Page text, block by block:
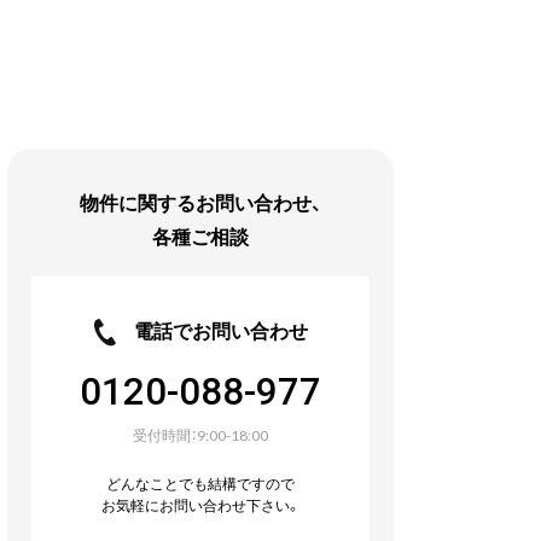
物件に関するお問い合わせ、
各種ご相談
電話でお問い合わせ
0120-088-977
受付時間：9:00-18:00
どんなことでも結構ですので
お気軽にお問い合わせ下さい。